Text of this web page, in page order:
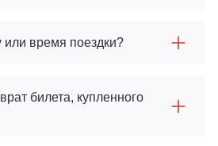
или время поездки?
билета, купленного